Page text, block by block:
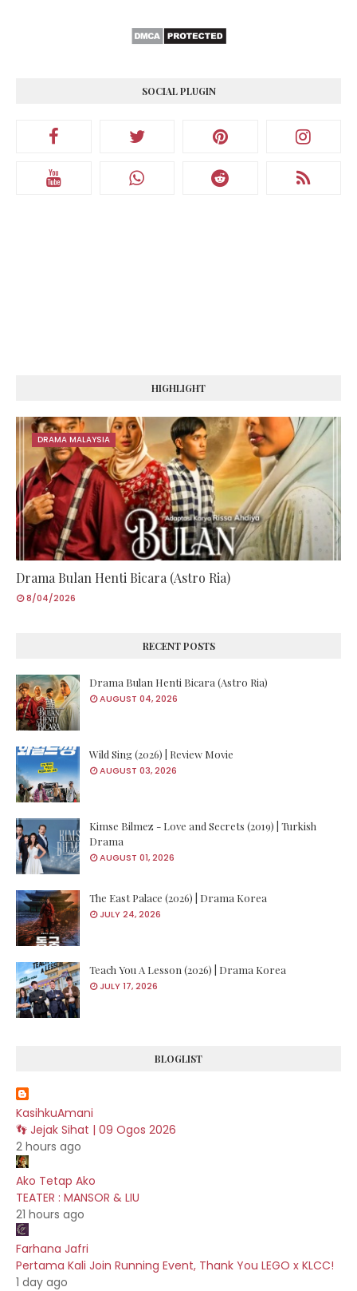
SOCIAL PLUGIN
HIGHLIGHT
DRAMA MALAYSIA
Drama Bulan Henti Bicara (Astro Ria)
8/04/2026
RECENT POSTS
Drama Bulan Henti Bicara (Astro Ria)
AUGUST 04, 2026
Wild Sing (2026) | Review Movie
AUGUST 03, 2026
Kimse Bilmez - Love and Secrets (2019) | Turkish
Drama
AUGUST 01, 2026
The East Palace (2026) | Drama Korea
JULY 24, 2026
Teach You A Lesson (2026) | Drama Korea
JULY 17, 2026
BLOGLIST
KasihkuAmani
👣 Jejak Sihat | 09 Ogos 2026
2 hours ago
Ako Tetap Ako
TEATER : MANSOR & LIU
21 hours ago
Farhana Jafri
Pertama Kali Join Running Event, Thank You LEGO x KLCC!
1 day ago